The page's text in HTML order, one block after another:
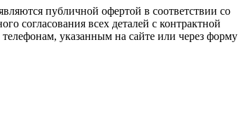
публичной офертой в соответствии со
согласования всех деталей с контрактной
указанным на сайте или через форму